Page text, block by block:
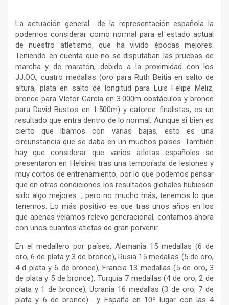
La actuación general de la representación española la
podemos considerar como normal para el estado actual
de nuestro atletismo, que ha vivido épocas mejores.
Teniendo en cuenta que no se disputaban las pruebas de
marcha y de maratón, debido a la proximidad con los
JJ.OO., cuatro medallas (oro para Ruth Beitia en salto de
altura, plata en salto de longitud para Luis Felipe Meliz,
bronce para Víctor García en 3.000m obstáculos y bronce
para David Bustos en 1.500m) y catorce finalistas, es un
resultado que entra dentro de lo normal. Aunque si bien es
cierto que íbamos con varias bajas, esto es una
circunstancia que se daba en un muchos países. También
hay que considerar que varios atletas españoles se
presentaron en Helsinki tras una temporada de lesiones y
muy cortos de entrenamiento, por lo que podemos pensar
que en otras condiciones los resultados globales hubiesen
sido algo mejores…, pero no mucho más, tenemos lo que
tenemos. Lo más positivo es que tras unos años en los
que apenas veíamos relevo generacional, contamos ahora
con unos cuantos atletas de gran porvenir.
En el medallero por países, Alemania 15 medallas (6 de
oro, 6 de plata y 3 de bronce), Rusia 15 medallas (5 de oro,
4 d plata y 6 de bronce), Francia 13 medallas (5 de oro, 3
de plata y 5 de bronce), Turquía 7 medallas (4 de oro, 2 de
plata y 1 de bronce), Ucrania 16 medallas (3 de oro, 7 de
plata y 6 de bronce)… y España en 10º lugar con las 4